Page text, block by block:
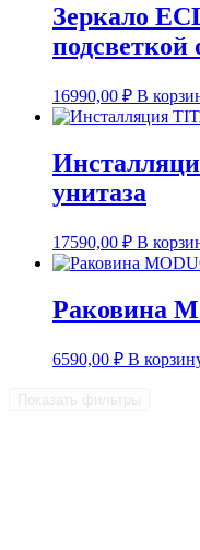
Зеркало
подсветкой
16990,00 ₽ В
унитаза
17590,00 ₽ В
Раковина
6590,00 ₽ В